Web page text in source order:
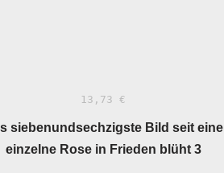
13,73 €
siebenundsechzigste Bild seit eine
einzelne Rose in Frieden blüht 3